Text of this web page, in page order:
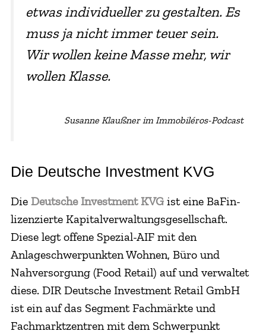
etwas individueller zu gestalten. Es
muss ja nicht immer teuer sein.
Wir wollen keine Masse mehr, wir
wollen Klasse.
Susanne Klaußner im Immobiléros-Podcast
Die Deutsche Investment KVG
Die Deutsche Investment KVGist eine BaFin-
lizenzierte Kapitalverwaltungsgesellschaft.
Diese legt offene Spezial-AIF mit den
Anlageschwerpunkten Wohnen, Büro und
Nahversorgung (Food Retail) auf und verwaltet
diese. DIR Deutsche Investment Retail GmbH
ist ein auf das Segment Fachmärkte und
Fachmarktzentren mit dem Schwerpunkt